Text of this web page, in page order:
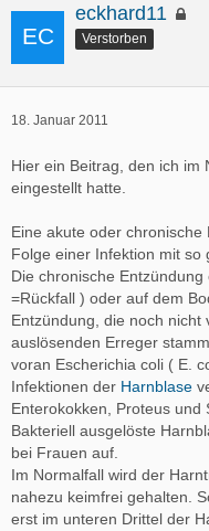
eckhard11
Verstorben
18. Januar 2011
Hier ein Beitrag, den ich im
eingestellt hatte.
Eine akute oder chronische
Folge einer Infektion mit so
Die chronische
=Rückfall ) oder auf dem
Entzündung, die noch nicht
auslösenden Erreger
voran Escherichia coli ( E.
Infektionen der Harnblase
Enterokokken, Proteus und
Bakteriell ausgelöste
bei Frauen auf.
Im Normalfall wird der
nahezu keimfrei gehalten.
erst im unteren Drittel der